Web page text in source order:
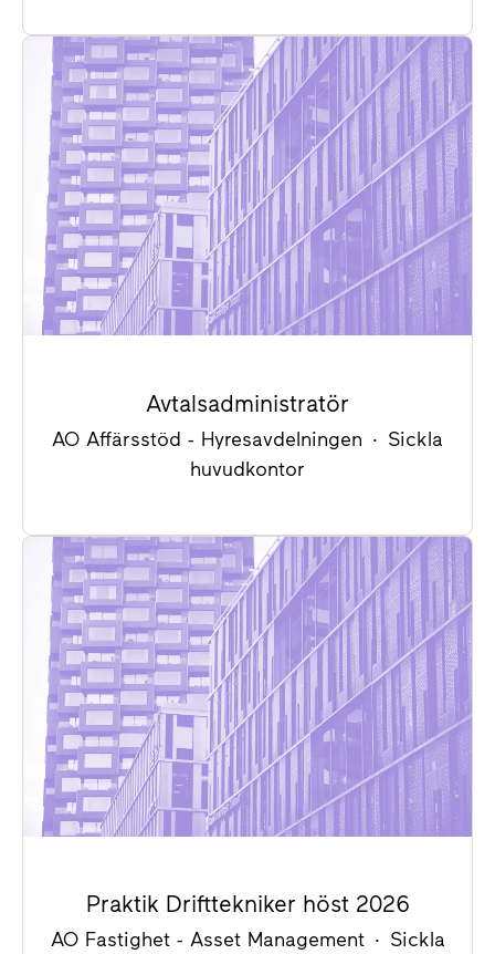
Avtalsadministratör
AO Affärsstöd - Hyresavdelningen · Sickla
huvudkontor
Praktik Drifttekniker höst 2026
AO Fastighet - Asset Management · Sickla